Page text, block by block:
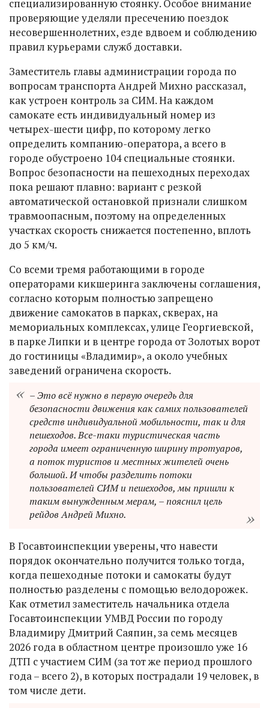
специализированную стоянку. Особое внимание
проверяющие уделяли пресечению поездок
несовершеннолетних, езде вдвоем и соблюдению
правил курьерами служб доставки.
Заместитель главы администрации города по
вопросам транспорта Андрей Михно рассказал,
как устроен контроль за СИМ. На каждом
самокате есть индивидуальный номер из
четырех-шести цифр, по которому легко
определить компанию-оператора, а всего в
городе обустроено 104 специальные стоянки.
Вопрос безопасности на пешеходных переходах
пока решают плавно: вариант с резкой
автоматической остановкой признали слишком
травмоопасным, поэтому на определенных
участках скорость снижается постепенно, вплоть
до 5 км/ч.
Со всеми тремя работающими в городе
операторами кикшеринга заключены соглашения,
согласно которым полностью запрещено
движение самокатов в парках, скверах, на
мемориальных комплексах, улице Георгиевской,
в парке Липки и в центре города от Золотых ворот
до гостиницы «Владимир», а около учебных
заведений ограничена скорость.
– Это всё нужно в первую очередь для
безопасности движения как самих пользователей
средств индивидуальной мобильности, так и для
пешеходов. Все-таки туристическая часть
города имеет ограниченную ширину тротуаров,
а поток туристов и местных жителей очень
большой. И чтобы разделить потоки
пользователей СИМ и пешеходов, мы пришли к
таким вынужденным мерам, – пояснил цель
рейдов Андрей Михно.
В Госавтоинспекции уверены, что навести
порядок окончательно получится только тогда,
когда пешеходные потоки и самокаты будут
полностью разделены с помощью велодорожек.
Как отметил заместитель начальника отдела
Госавтоинспекции УМВД России по городу
Владимиру Дмитрий Саяпин, за семь месяцев
2026 года в областном центре произошло уже 16
ДТП с участием СИМ (за тот же период прошлого
года – всего 2), в которых пострадали 19 человек, в
том числе дети.